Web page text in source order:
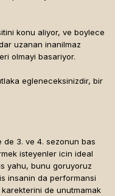
konu aliyor, ve boylece
uzanan inanilmaz
olmayi basariyor.
egleneceksinizdir, bir
de 3. ve 4. sezonun bas
isteyenler icin ideal
yahu, bunu goruyoruz
insanin da performansi
de unutmamak